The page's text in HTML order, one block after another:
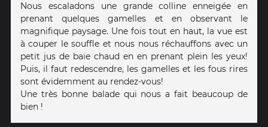
Nous escaladons une grande colline enneigée en
prenant quelques gamelles et en observant le
magnifique paysage. Une fois tout en haut, la vue est
à couper le souffle et nous nous réchauffons avec un
petit jus de baie chaud en en prenant plein les yeux!
Puis, il faut redescendre, les gamelles et les fous rires
sont évidemment au rendez-vous!
Une très bonne balade qui nous a fait beaucoup de
bien !